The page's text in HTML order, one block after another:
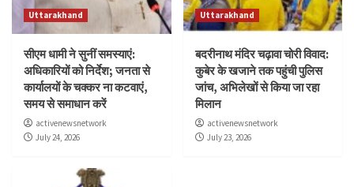
Uttarakhand
सीएम धामी ने सुनीं समस्याएं:
अधिकारियों को निर्देश; जनता से
कार्यालयों के चक्कर ना कटवाएं,
समय से समाधान करें
activenewsnetwork
July 24, 2026
Uttarakhand
बदरीनाथ मंदिर चढ़ावा चोरी विवाद:
कुबेर के खजाने तक पहुंची पुलिस
जांच, अभिलेखों से किया जा रहा
मिलान
activenewsnetwork
July 23, 2026